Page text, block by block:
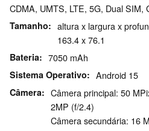
CDMA, UMTS, LTE, 5G, Dual SIM,
Tamanho
altura x largura x
163.4 x 76.1
Bateria 7050 mAh
Sistema Operativo Android 15
Câmera
Câmera principal: 50
2MP (f/2.4)
Câmera secundária: 16